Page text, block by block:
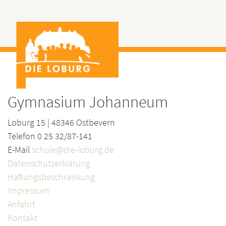
Gymnasium Johanneum
Loburg 15 | 48346 Ostbevern
Telefon 0 25 32/87-141
E-Mail schule@die-loburg.de
Datenschutzerklärung
Haftungsbeschränkung
Impressum
Anfahrt
Kontakt